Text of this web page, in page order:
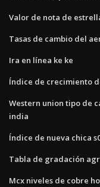
Valor de nota de
Tasas de cambio del
Ira en línea ke ke
Índice de crecimiento
Western union tipo de
india
Índice de nueva chica
Tabla de gradación
Mcx niveles de cobre